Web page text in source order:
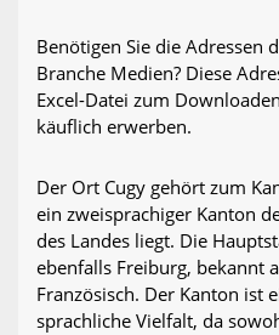
Benötigen Sie die Adressen
Branche Medien? Diese
Excel-Datei zum
käuflich erwerben.
Der Ort Cugy gehört zum
ein zweisprachiger Kanton
des Landes liegt. Die
ebenfalls Freiburg, bekannt
Französisch. Der Kanton ist
sprachliche Vielfalt, da